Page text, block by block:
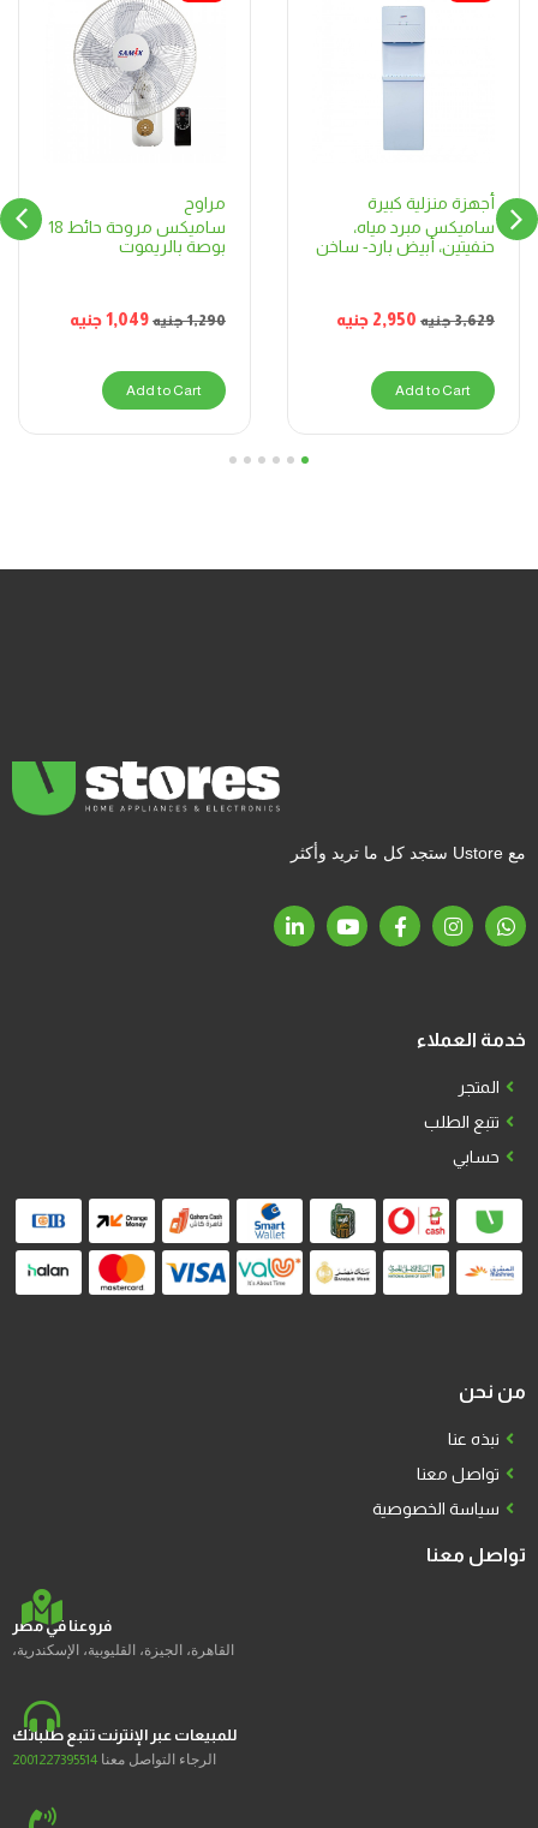
أجهزة منزلية كبيرة
ساميكس مبرد مياه،
حنفيتين، أبيض بارد- ساخن
3,629جنيه 2,950 جنيه
Add to Cart
مراوح
ساميكس مروحة حائط 18
بوصة بالريموت
1,290جنيه 1,049جنيه
Add to Cart
1
2
مع Ustore ستجد كل ما تريد وأكثر
خدمة العملاء
المتجر
تتبع الطلب
حسابي
من نحن
نبذه عنا
تواصل معنا
سياسة الخصوصية
تواصل معنا
فروعنا في مصر
القاهرة، الجيزة، القليوبية، الإسكندرية،
للمبيعات عبر الإنترنت تتبع طلباتك
الرجاء التواصل معنا 2001227395514